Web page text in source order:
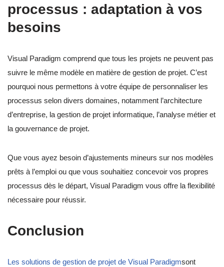
processus : adaptation à vos
besoins
Visual Paradigm comprend que tous les projets ne peuvent pas
suivre le même modèle en matière de gestion de projet. C’est
pourquoi nous permettons à votre équipe de personnaliser les
processus selon divers domaines, notamment l’architecture
d’entreprise, la gestion de projet informatique, l’analyse métier et
la gouvernance de projet.
Que vous ayez besoin d’ajustements mineurs sur nos modèles
prêts à l’emploi ou que vous souhaitiez concevoir vos propres
processus dès le départ, Visual Paradigm vous offre la flexibilité
nécessaire pour réussir.
Conclusion
Les solutions de gestion de projet de Visual Paradigmsont